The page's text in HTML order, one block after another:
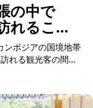
の中で
れること
ボジアの国境地帯
れる観光客の間で
し、両国に隣接す